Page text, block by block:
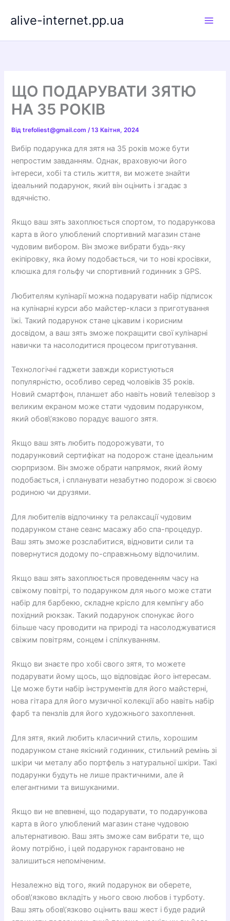
alive-internet.pp.ua
ЩО ПОДАРУВАТИ ЗЯТЮ
НА 35 РОКІВ
Відtrefoliest@gmail.com/13 Квітня, 2024
Вибір подарунка для зятя на 35 років може бути
непростим завданням. Однак, враховуючи його
інтереси, хобі та стиль життя, ви можете знайти
ідеальний подарунок, який він оцінить і згадає з
вдячністю.
Якщо ваш зять захоплюється спортом, то подарункова
карта в його улюблений спортивний магазин стане
чудовим вибором. Він зможе вибрати будь-яку
екіпіровку, яка йому подобається, чи то нові кросівки,
клюшка для гольфу чи спортивний годинник з GPS.
Любителям кулінарії можна подарувати набір підписок
на кулінарні курси або майстер-класи з приготування
їжі. Такий подарунок стане цікавим і корисним
досвідом, а ваш зять зможе покращити свої кулінарні
навички та насолодитися процесом приготування.
Технологічні гаджети завжди користуються
популярністю, особливо серед чоловіків 35 років.
Новий смартфон, планшет або навіть новий телевізор з
великим екраном може стати чудовим подарунком,
який обов\’язково порадує вашого зятя.
Якщо ваш зять любить подорожувати, то
подарунковий сертифікат на подорож стане ідеальним
сюрпризом. Він зможе обрати напрямок, який йому
подобається, і спланувати незабутню подорож зі своєю
родиною чи друзями.
Для любителів відпочинку та релаксації чудовим
подарунком стане сеанс масажу або спа-процедур.
Ваш зять зможе розслабитися, відновити сили та
повернутися додому по-справжньому відпочилим.
Якщо ваш зять захоплюється проведенням часу на
свіжому повітрі, то подарунком для нього може стати
набір для барбекю, складне крісло для кемпінгу або
похідний рюкзак. Такий подарунок спонукає його
більше часу проводити на природі та насолоджуватися
свіжим повітрям, сонцем і спілкуванням.
Якщо ви знаєте про хобі свого зятя, то можете
подарувати йому щось, що відповідає його інтересам.
Це може бути набір інструментів для його майстерні,
нова гітара для його музичної колекції або навіть набір
фарб та пензлів для його художнього захоплення.
Для зятя, який любить класичний стиль, хорошим
подарунком стане якісний годинник, стильний ремінь зі
шкіри чи металу або портфель з натуральної шкіри. Такі
подарунки будуть не лише практичними, але й
елегантними та вишуканими.
Якщо ви не впевнені, що подарувати, то подарункова
карта в його улюблений магазин стане чудовою
альтернативою. Ваш зять зможе сам вибрати те, що
йому потрібно, і цей подарунок гарантовано не
залишиться непоміченим.
Незалежно від того, який подарунок ви оберете,
обов\’язково вкладіть у нього свою любов і турботу.
Ваш зять обов\’язково оцінить ваш жест і буде радий